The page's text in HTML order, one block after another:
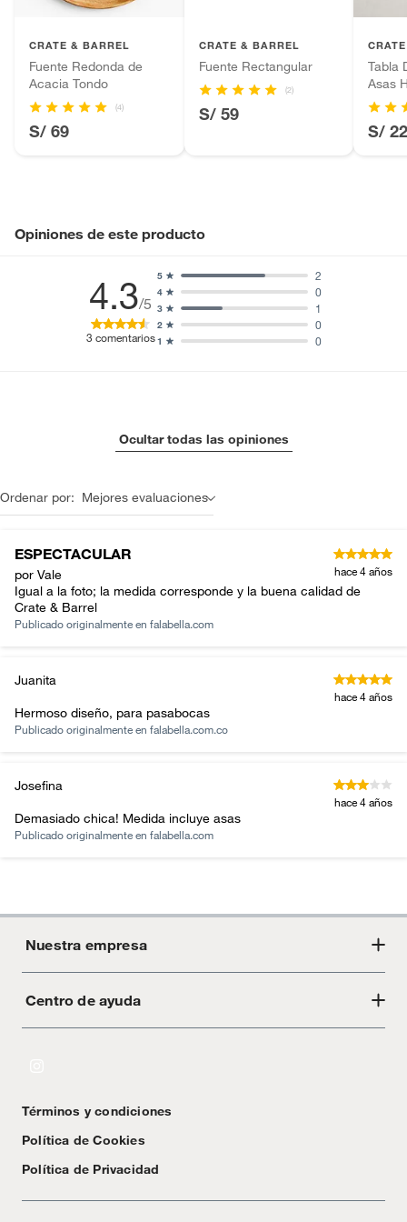
Plantas.
Productos que hayan sido previamente instalados.
Baterías de auto.
Motocicletas y bicicletas motorizadas.
Licores y cigarros electrónicos.
CRATE & BARREL
Fuente Redonda de
Acacia Tondo
(4)
S/ 69
CRATE & BARREL
Fuente Rectangular
(2)
S/ 59
Tabla
Asas
S/
Opiniones de este producto
4.3/5
3 comentarios1 0
2 0
3 1
4 0
5 2
Ocultar todas las opiniones
Ordenar por: Mejores evaluaciones
ESPECTACULAR
por Vale hace 4 años
Igual a la foto; la medida corresponde y la buena calidad de
Crate & Barrel
Publicado originalmente en falabella.com
Juanita
hace 4 años
Hermoso diseño, para pasabocas
Publicado originalmente en falabella.com.co
Josefina
hace 4 años
Demasiado chica! Medida incluye asas
Publicado originalmente en falabella.com
Nuestra empresa
Acerca de Crate
Centro de ayuda
Textos Legales
Términos y condiciones
Política de Cookies
Política de Privacidad